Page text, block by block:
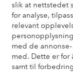
slik at nettstedet
for analyse,
relevant
med de
med. Dette er for
samt til
Trenger du hjelp?
Du finner svar på
også informasjon
Kundeservice